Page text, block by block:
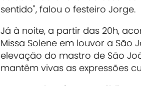
sentido", falou o festeiro Jorge.
Já à noite, a partir das 20h,
Missa Solene em louvor a São
elevação do mastro de São
mantêm vivas as expressões